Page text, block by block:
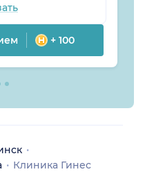
+ 100
Клиника Гинес